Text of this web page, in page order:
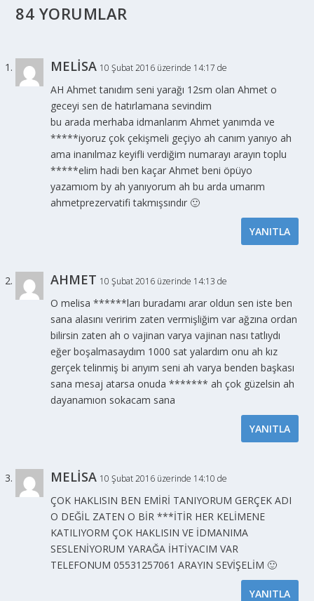
84 YORUMLAR
MELİSA 10 Şubat 2016 üzerinde 14:17 de
AH Ahmet tanıdım seni yarağı 12sm olan Ahmet o
geceyi sen de hatırlamana sevindim
bu arada merhaba idmanlarım Ahmet yanımda ve
*****iyoruz çok çekişmeli geçiyo ah canım yanıyo ah
ama inanılmaz keyifli verdiğim numarayı arayın toplu
*****elim hadi ben kaçar Ahmet beni öpüyo
yazamıom by ah yanıyorum ah bu arda umarım
ahmetprezervatifi takmışsındır 🙂
YANITLA
AHMET 10 Şubat 2016 üzerinde 14:13 de
O melisa ******ları buradamı arar oldun sen iste ben
sana alasını veririm zaten vermişliğim var ağzına ordan
bilirsin zaten ah o vajinan varya vajinan nası tatlıydı
eğer boşalmasaydım 1000 sat yalardım onu ah kız
gerçek telinmiş bi arıyım seni ah varya benden başkası
sana mesaj atarsa onuda ******* ah çok güzelsin ah
dayanamıon sokacam sana
YANITLA
MELİSA 10 Şubat 2016 üzerinde 14:10 de
ÇOK HAKLISIN BEN EMİRİ TANIYORUM GERÇEK ADI
O DEĞİL ZATEN O BİR ***İTİR HER KELİMENE
KATILIYORM ÇOK HAKLISIN VE İDMANIMA
SESLENİYORUM YARAĞA İHTİYACIM VAR
TELEFONUM 05531257061 ARAYIN SEVİŞELİM 🙂
YANITLA